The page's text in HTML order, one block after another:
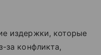
издержки, которые
за конфликта,